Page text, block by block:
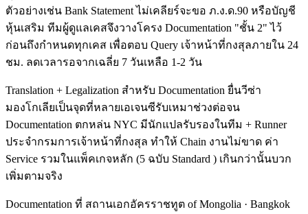
ตัวอย่างเช่น Bank Statement ไม่เคลียร์จะขอ ภ.ง.ด.90 หรือบัญชี
หุ้นเสริม ทีมผู้ดูแลเคสจึงวางโครง Documentation "ชั้น 2" ไว้
ก่อนถึงกำหนดทุกเคส เพื่อตอบ Query เจ้าหน้าที่กงสุลภายใน 24
ชม. ลดเวลารอจากเฉลี่ย 7 วันเหลือ 1-2 วัน
Translation + Legalization สำหรับ Documentation ยื่นวีซ่า
มองโกเลียเป็นจุดที่หลายเอเจนซีรับเหมาช่วงต่อจน
Documentation ตกหล่น NYC มีนักแปลรับรองในทีม + Runner
ประจำกรมการเจ้าหน้าที่กงสุล ทำให้ Chain งานไม่ขาด ค่า
Service รวมในแพ็คเกจหลัก (5 ฉบับ Standard ) เกินกว่านั้นบวก
เพิ่มตามจริง
Documentation ที่ สถานเอกอัครราชทูต of Mongolia · Bangkok